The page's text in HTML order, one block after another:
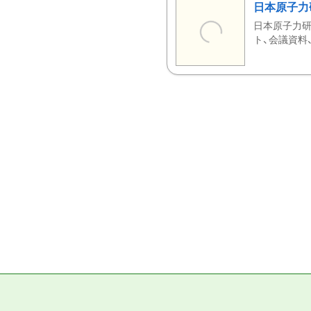
日本原子
日本原子力
ト、会議資